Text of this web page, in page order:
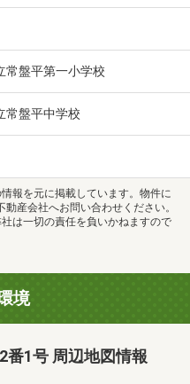
常盤平第一小学校
常盤平中学校
情報を元に掲載しています。物件に
産会社へお問い合わせください。
は一切の責任を負いかねますので
境
番1号 周辺地図情報